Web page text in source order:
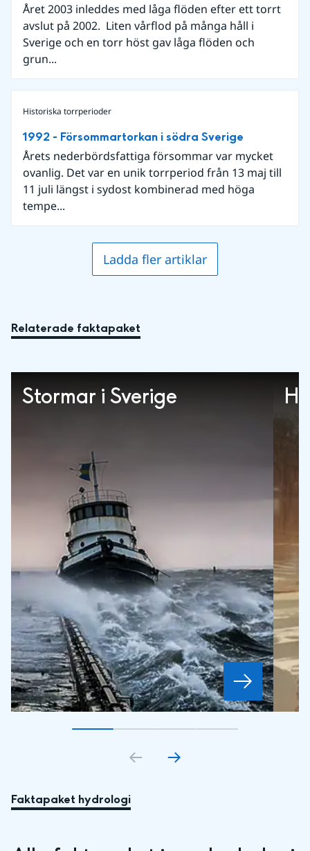
Året 2003 inleddes med låga flöden efter ett torrt
avslut på 2002. Liten vårflod på många håll i
Sverige och en torr höst gav låga flöden och
grun...
Historiska torrperioder
1992 - Försommartorkan i södra Sverige
Årets nederbördsfattiga försommar var mycket
ovanlig. Det var en unik torrperiod från 13 maj till
11 juli längst i sydost kombinerad med höga
tempe...
Ladda fler artiklar
Relaterade faktapaket
Stormar i Sverige
Gå till bildkort1
Gå till bildkort2
Gå till bildkort3
Gå till bildkort
Faktapaket hydrologi